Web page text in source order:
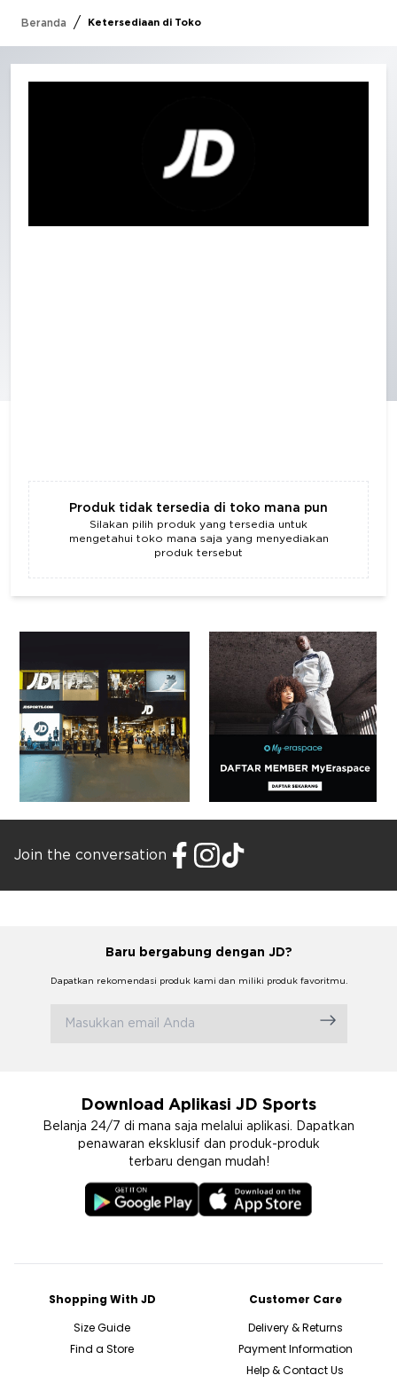
Beranda / Ketersediaan di Toko
Produk tidak tersedia di toko mana pun
Silakan pilih produk yang tersedia untuk
mengetahui toko mana saja yang menyediakan
produk tersebut
Join the conversation
Baru bergabung dengan JD?
Dapatkan rekomendasi produk kami dan miliki produk favoritmu.
Download Aplikasi JD Sports
Belanja 24/7 di mana saja melalui aplikasi. Dapatkan
penawaran eksklusif dan produk-produk
terbaru dengan mudah!
Shopping With JD
Size Guide
Find a Store
Customer Care
Delivery & Returns
Payment Information
Help & Contact Us